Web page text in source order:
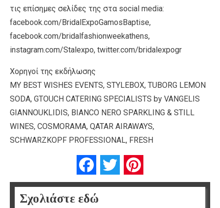
τις επίσημες σελίδες της στα social media:
facebook.com/BridalExpoGamosBaptise,
facebook.com/bridalfashionweekathens,
instagram.com/Stalexpo, twitter.com/bridalexpogr
Χορηγοί της εκδήλωσης
MY BEST WISHES EVENTS, STYLEBOX, TUBORG LEMON
SODA, GTOUCH CATERING SPECIALISTS by VANGELIS
GIANNOUKLIDIS, BIANCO NERO SPARKLING & STILL
WINES, COSMORAMA, QATAR AIRAWAYS,
SCHWARZKOPF PROFESSIONAL, FRESH
FacebookTwitter
Σχολιάστε εδώ